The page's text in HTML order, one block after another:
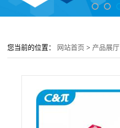
您当前的位置： 网站首页 > 产品展厅